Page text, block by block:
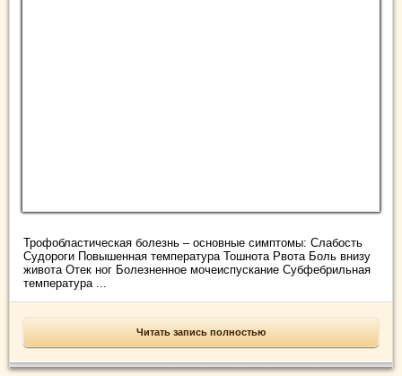
Трофобластическая болезнь – основные симптомы: Слабость
Судороги Повышенная температура Тошнота Рвота Боль внизу
живота Отек ног Болезненное мочеиспускание Субфебрильная
температура ...
Читать запись полностью